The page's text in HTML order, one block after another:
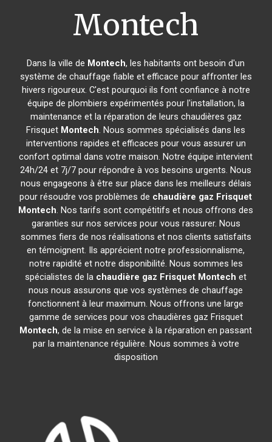
Montech
Dans la ville de Montech, les habitants ont besoin d'un
système de chauffage fiable et efficace pour affronter les
hivers rigoureux. C'est pourquoi ils font confiance à notre
équipe de plombiers expérimentés pour l'installation, la
maintenance et la réparation de leurs chaudières gaz
Frisquet Montech. Nous sommes spécialisés dans les
interventions rapides et efficaces pour vous assurer un
confort optimal dans votre maison. Notre équipe intervient
24h/24 et 7j/7 pour répondre à vos besoins urgents. Nous
nous engageons à être sur place dans les meilleurs délais
pour résoudre vos problèmes de chaudière gaz Frisquet
Montech. Nos tarifs sont compétitifs et nous offrons des
garanties sur nos services pour vous rassurer. Nous
sommes fiers de nos réalisations et nos clients satisfaits
en témoignent. Ils apprécient notre professionnalisme,
notre rapidité et notre disponibilité. Nous sommes les
spécialistes de la chaudière gaz Frisquet Montech et
nous nous assurons que vos systèmes de chauffage
fonctionnent à leur maximum. Nous offrons une large
gamme de services pour vos chaudières gaz Frisquet
Montech, de la mise en service à la réparation en passant
par la maintenance régulière. Nous sommes à votre
disposition